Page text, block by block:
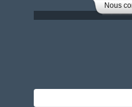
Nous